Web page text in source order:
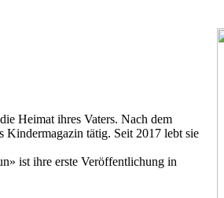
Heimat ihres Vaters. Nach dem
tätig. Seit 2017 lebt sie
ist ihre erste Veröffentlichung in